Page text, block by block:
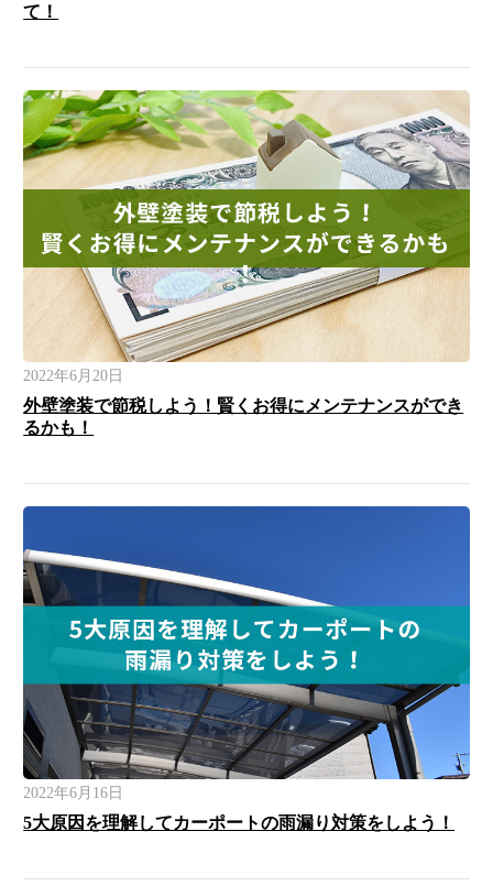
て！
2022年6月20日
外壁塗装で節税しよう！賢くお得にメンテナンスができ
るかも！
2022年6月16日
5大原因を理解してカーポートの雨漏り対策をしよう！